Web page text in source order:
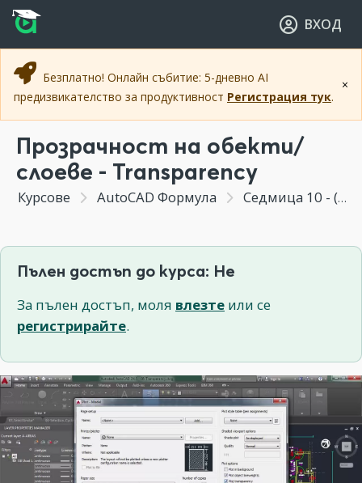
Прескочи към основното съдържание
Прескочи към навигацията
ВХОД
×
Безплатно! Онлайн събитие: 5-дневно AI
предизвикателство за продуктивност Регистрация тук.
Прозрачност на обекти/
слоеве - Transparency
Курсове AutoCAD Формула Седмица 10 - (Бонус Модул) Новите инструменти от практиката след AutoCAD 2011
Пълен достъп до курса: Не
За пълен достъп, моля влезте или се
регистрирайте.